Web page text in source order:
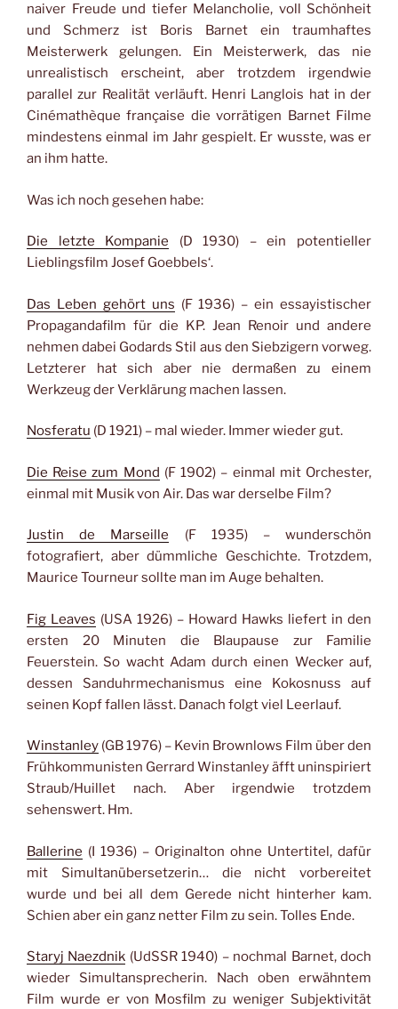
naiver Freude und tiefer Melancholie, voll Schönheit
und Schmerz ist Boris Barnet ein traumhaftes
Meisterwerk gelungen. Ein Meisterwerk, das nie
unrealistisch erscheint, aber trotzdem irgendwie
parallel zur Realität verläuft. Henri Langlois hat in der
Cinémathèque française die vorrätigen Barnet Filme
mindestens einmal im Jahr gespielt. Er wusste, was er
an ihm hatte.
Was ich noch gesehen habe:
Die letzte Kompanie (D 1930) – ein potentieller
Lieblingsfilm Josef Goebbels‘.
Das Leben gehört uns (F 1936) – ein essayistischer
Propagandafilm für die KP. Jean Renoir und andere
nehmen dabei Godards Stil aus den Siebzigern vorweg.
Letzterer hat sich aber nie dermaßen zu einem
Werkzeug der Verklärung machen lassen.
Nosferatu (D 1921) – mal wieder. Immer wieder gut.
Die Reise zum Mond (F 1902) – einmal mit Orchester,
einmal mit Musik von Air. Das war derselbe Film?
Justin de Marseille (F 1935) – wunderschön
fotografiert, aber dümmliche Geschichte. Trotzdem,
Maurice Tourneur sollte man im Auge behalten.
Fig Leaves (USA 1926) – Howard Hawks liefert in den
ersten 20 Minuten die Blaupause zur Familie
Feuerstein. So wacht Adam durch einen Wecker auf,
dessen Sanduhrmechanismus eine Kokosnuss auf
seinen Kopf fallen lässt. Danach folgt viel Leerlauf.
Winstanley (GB 1976) – Kevin Brownlows Film über den
Frühkommunisten Gerrard Winstanley äfft uninspiriert
Straub/Huillet nach. Aber irgendwie trotzdem
sehenswert. Hm.
Ballerine (I 1936) – Originalton ohne Untertitel, dafür
mit Simultanübersetzerin… die nicht vorbereitet
wurde und bei all dem Gerede nicht hinterher kam.
Schien aber ein ganz netter Film zu sein. Tolles Ende.
Staryj Naezdnik (UdSSR 1940) – nochmal Barnet, doch
wieder Simultansprecherin. Nach oben erwähntem
Film wurde er von Mosfilm zu weniger Subjektivität